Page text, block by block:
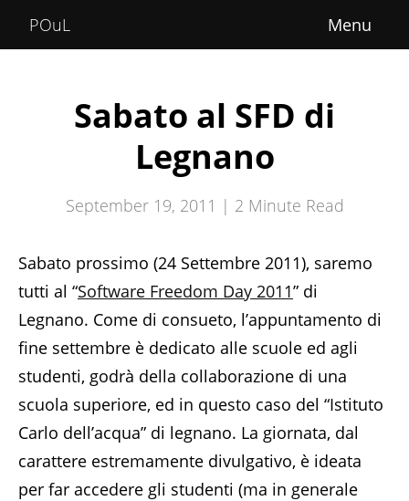
POuL
Home
Sabato al SFD di
Legnano
September 19, 2011 | 2 Minute Read
Sabato prossimo (24 Settembre 2011), saremo
tutti al “Software Freedom Day 2011” di
Legnano. Come di consueto, l’appuntamento di
fine settembre è dedicato alle scuole ed agli
studenti, godrà della collaborazione di una
scuola superiore, ed in questo caso del “Istituto
Carlo dell’acqua” di legnano. La giornata, dal
carattere estremamente divulgativo, è ideata
per far accedere gli studenti (ma in generale